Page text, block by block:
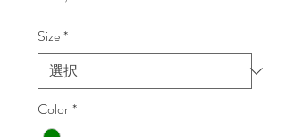
Size*
Color*